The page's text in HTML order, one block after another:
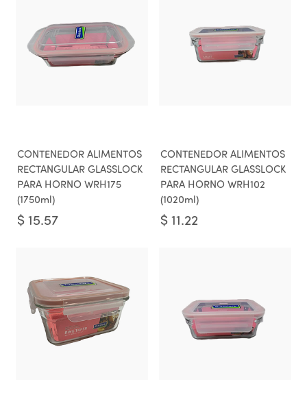
CONTENEDOR ALIMENTOS
RECTANGULAR GLASSLOCK
PARA HORNO WRH175
(1750ml)
$ 15.57
CONTENEDOR ALIMENTOS
RECTANGULAR GLASSLOCK
PARA HORNO WRH102
(1020ml)
$ 11.22